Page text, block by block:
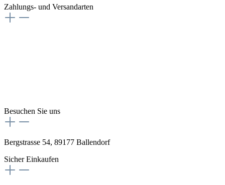
Zahlungs- und Versandarten
Besuchen Sie uns
Bergstrasse 54, 89177 Ballendorf
Sicher Einkaufen